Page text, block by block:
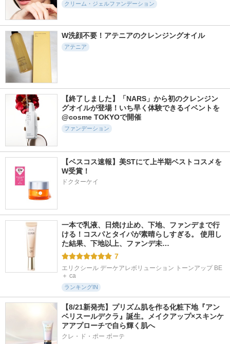
クリーム・ジェルファンデーション
W洗顔不要！アテニアのクレンジングオイル
アテニア
【終了しました】「NARS」から初のクレンジン
グオイルが登場！いち早く体験できるイベントを
@cosme TOKYOで開催
ファンデーション
【ベスコス速報】美STにて上半期ベストコスメを
W受賞！
ドクターケイ
一本で乳液、日焼け止め、下地、ファンデまで行
ける！コスパとタイパが素晴らしすぎる。 使用し
た結果、下地以上、ファンデ未…
7
エリクシール デーケアレボリューション トーンアップ BE
＋ ca
ランキングIN
【8/21新発売】プリズム肌を作る化粧下地『アン
ベリスールデクラ』誕生。メイクアップ×スキンケ
アアプローチで自ら輝く肌へ
クレ・ド・ポー ボーテ